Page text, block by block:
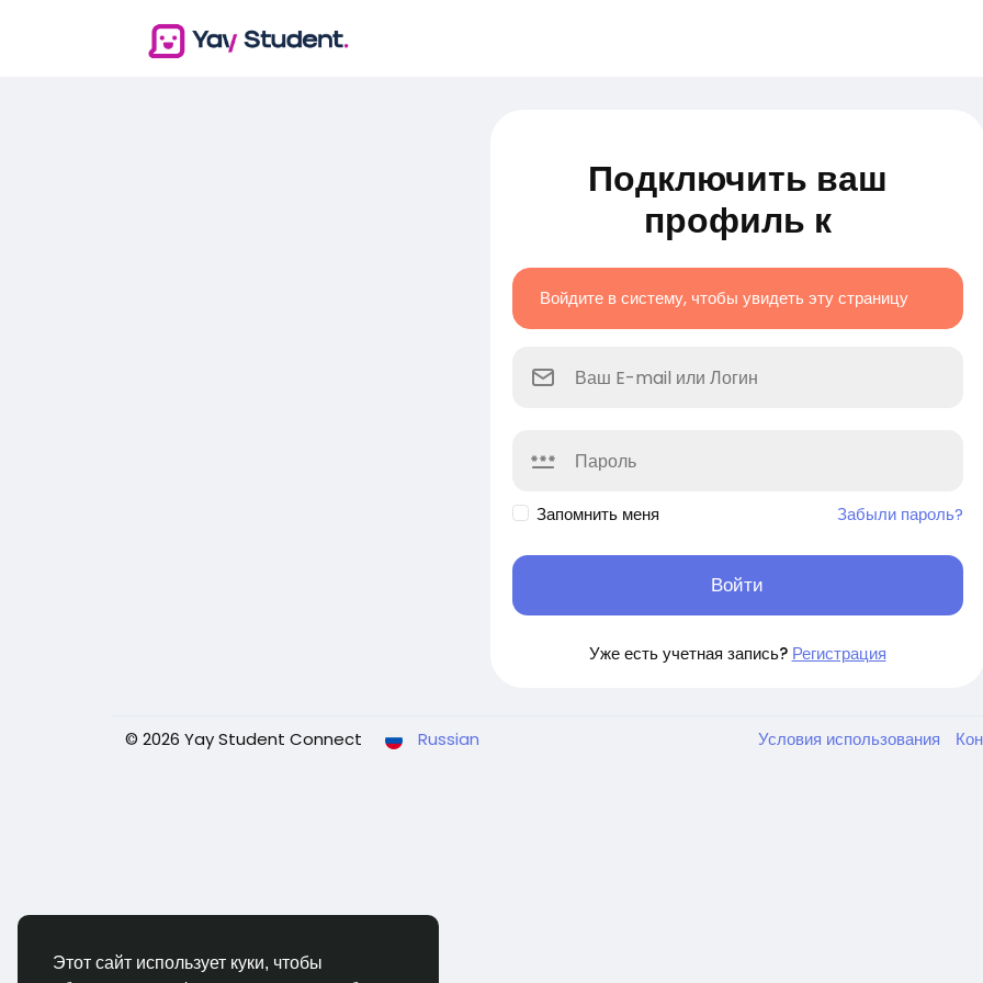
Этот сайт использует куки, чтобы
Подключить ваш
профиль к
Войдите в систему, чтобы увидеть эту страницу
Запомнить меня Забыли пароль?
Войти
Уже есть учетная запись? Регистрация
© 2026 Yay Student Connect Russian Условия использования